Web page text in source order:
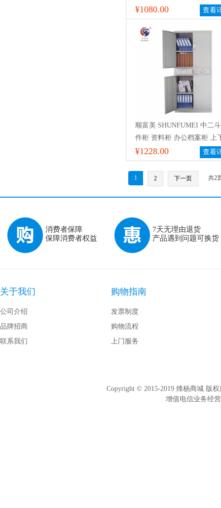
斗
¥1080.00 查看
顺富美 SHUNFUMEI 中二
件柜 资料柜 办公档案柜 上
皮文件柜 带锁储物柜
¥1228.00 查看
1 2 下一页 共2
消费者保障
保障消费者权益
7天无理由退货
产品遇到问题可换货
关于我们
公司介绍
品牌招商
联系我们
购物指南
发票制度
购物流程
上门服务
Copyright © 2015-2019 烽杨商城 版
增值电信业务经